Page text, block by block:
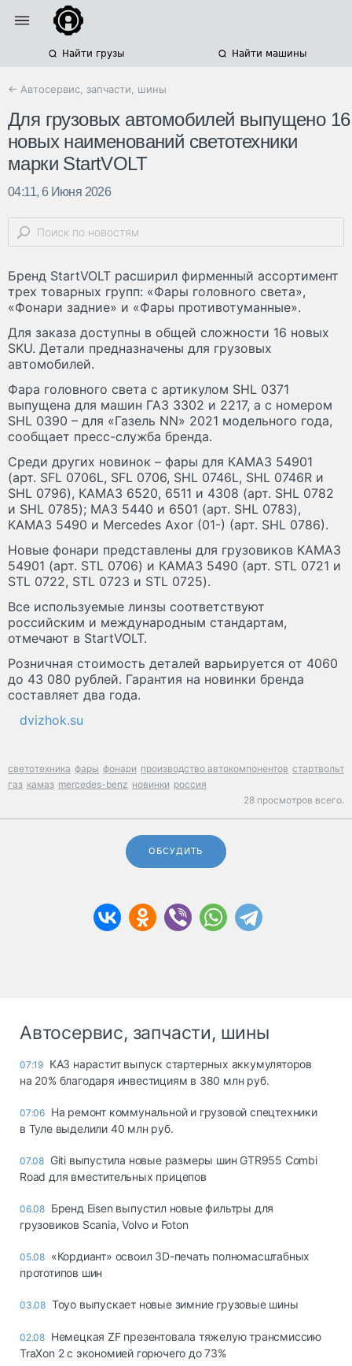
Найти грузы Найти машины
← Автосервис, запчасти, шины
Для грузовых автомобилей выпущено 16
новых наименований светотехники
марки StartVOLT
04:11, 6 Июня 2026
Бренд StartVOLT расширил фирменный ассортимент
трех товарных групп: «Фары головного света»,
«Фонари задние» и «Фары противотуманные».
Для заказа доступны в общей сложности 16 новых
SKU. Детали предназначены для грузовых
автомобилей.
Фара головного света с артикулом SHL 0371
выпущена для машин ГАЗ 3302 и 2217, а с номером
SHL 0390 – для «Газель NN» 2021 модельного года,
сообщает пресс-служба бренда.
Среди других новинок – фары для КАМАЗ 54901
(арт. SFL 0706L, SFL 0706, SHL 0746L, SHL 0746R и
SHL 0796), КАМАЗ 6520, 6511 и 4308 (арт. SHL 0782
и SHL 0785); МАЗ 5440 и 6501 (арт. SHL 0783),
КАМАЗ 5490 и Mercedes Axor (01-) (арт. SHL 0786).
Новые фонари представлены для грузовиков КАМАЗ
54901 (арт. STL 0706) и КАМАЗ 5490 (арт. STL 0721 и
STL 0722, STL 0723 и STL 0725).
Все используемые линзы соответствуют
российским и международным стандартам,
отмечают в StartVOLT.
Розничная стоимость деталей варьируется от 4060
до 43 080 рублей. Гарантия на новинки бренда
составляет два года.
dvizhok.su
светотехника фары фонари производство автокомпонентов стартвольт
газ камаз mercedes-benz новинки россия
28 просмотров всего.
ОБСУДИТЬ
Автосервис, запчасти, шины
07:19 КАЗ нарастит выпуск стартерных аккумуляторов
на 20% благодаря инвестициям в 380 млн руб.
07:06 На ремонт коммунальной и грузовой спецтехники
в Туле выделили 40 млн руб.
07.08 Giti выпустила новые размеры шин GTR955 Combi
Road для вместительных прицепов
06.08 Бренд Eisen выпустил новые фильтры для
грузовиков Scania, Volvo и Foton
05.08 «Кордиант» освоил 3D-печать полномасштабных
прототипов шин
03.08 Toyo выпускает новые зимние грузовые шины
02.08 Немецкая ZF презентовала тяжелую трансмиссию
TraXon 2 с экономией горючего до 73%